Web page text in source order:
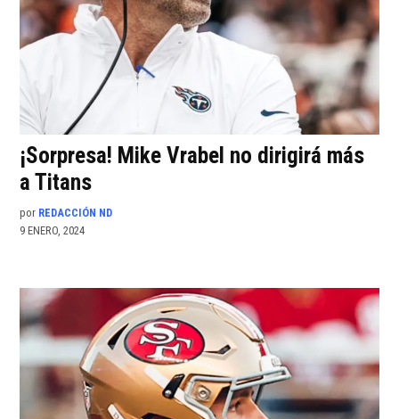
¡Sorpresa! Mike Vrabel no dirigirá más
a Titans
por REDACCIÓN ND
9 ENERO, 2024